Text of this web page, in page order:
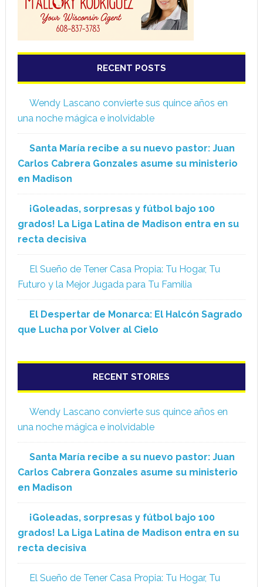
RECENT POSTS
Wendy Lascano convierte sus quince años en
una noche mágica e inolvidable
Santa María recibe a su nuevo pastor: Juan
Carlos Cabrera Gonzales asume su ministerio
en Madison
¡Goleadas, sorpresas y fútbol bajo 100
grados! La Liga Latina de Madison entra en su
recta decisiva
El Sueño de Tener Casa Propia: Tu Hogar, Tu
Futuro y la Mejor Jugada para Tu Familia
El Despertar de Monarca: El Halcón Sagrado
que Lucha por Volver al Cielo
RECENT STORIES
Wendy Lascano convierte sus quince años en
una noche mágica e inolvidable
Santa María recibe a su nuevo pastor: Juan
Carlos Cabrera Gonzales asume su ministerio
en Madison
¡Goleadas, sorpresas y fútbol bajo 100
grados! La Liga Latina de Madison entra en su
recta decisiva
El Sueño de Tener Casa Propia: Tu Hogar, Tu